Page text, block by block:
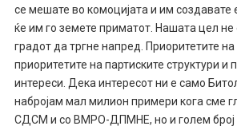
се мешате во комоцијата и им создавате
ќе им го земете приматот. Нашата цел не
градот да тргне напред. Приоритетите на
приоритетите на партиските структури и
интереси. Дека интересот ни е само
набројам мал милион примери кога сме
СДСМ и со ВМРО-ДПМНЕ, но и голем број